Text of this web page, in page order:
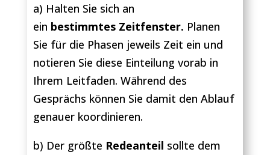
a) Halten Sie sich an
ein bestimmtes Zeitfenster. Planen
Sie für die Phasen jeweils Zeit ein und
notieren Sie diese Einteilung vorab in
Ihrem Leitfaden. Während des
Gesprächs können Sie damit den Ablauf
genauer koordinieren.
b) Der größte Redeanteil sollte dem